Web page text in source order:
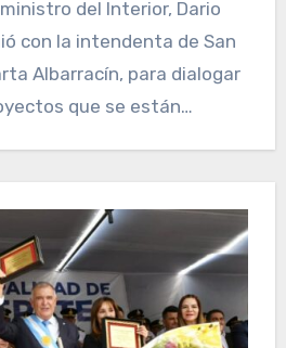
con la intendenta de San
Albarracín, para dialogar
que se están…